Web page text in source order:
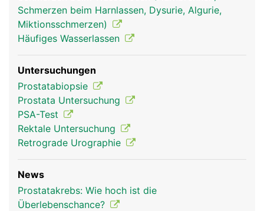
Schmerzen beim Harnlassen, Dysurie, Algurie,
Miktionsschmerzen)
Häufiges Wasserlassen
Untersuchungen
Prostatabiopsie
Prostata Untersuchung
PSA-Test
Rektale Untersuchung
Retrograde Urographie
News
Prostatakrebs: Wie hoch ist die
Überlebenschance?